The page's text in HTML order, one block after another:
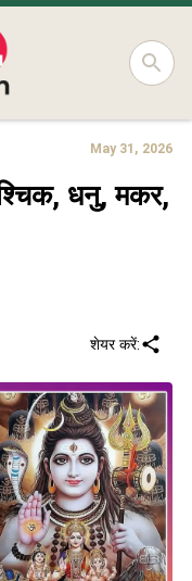
May 31, 2026
धनु, मकर,
शेयर करें: